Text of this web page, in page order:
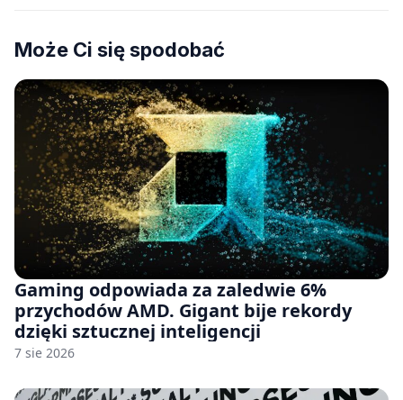
Może Ci się spodobać
Gaming odpowiada za zaledwie 6%
przychodów AMD. Gigant bije rekordy
dzięki sztucznej inteligencji
7 sie 2026